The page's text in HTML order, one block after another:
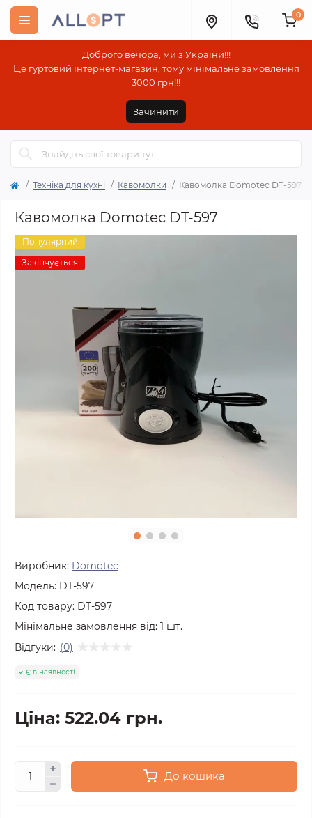
Доброго вечора, ми з України!!!
Це гуртовий інтернет-магазин, тому мінімальне замовлення
3000 грн!!!
Зачинити
0
Техніка для кухні Кавомолки Кавомолка Domotec DT-597
Кавомолка Domotec DT-597
Популярний
Закінчується
Виробник: Domotec
Модель: DT-597
Код товару: DT-597
Мінімальне замовлення від: 1 шт.
Відгуки: (0)
Є в наявності
Ціна: 522.04 грн.
До кошика